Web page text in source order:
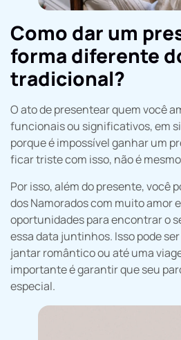
Como dar um
forma diferente
tradicional?
O ato de presentear quem você
funcionais ou significativos, em
porque é impossível ganhar um
ficar triste com isso, não é
Por isso, além do presente, você
dos Namorados com muito amor
oportunidades para encontrar o
essa data juntinhos. Isso pode
jantar romântico ou até uma
importante é garantir que seu
especial.